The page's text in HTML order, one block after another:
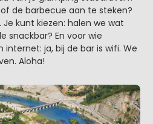
de barbecue aan te steken?
kunt kiezen: halen we wat
snackbar? En voor wie
ja, bij de bar is wifi. We
Aloha!